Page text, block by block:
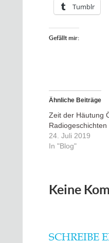
Tumblr
Gefällt mir:
Ähnliche Beiträge
Zeit der Häutung
Radiogeschichten
24. Juli 2019
In "Blog"
Keine
SCHREIBE